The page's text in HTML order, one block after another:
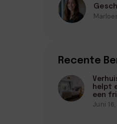
Recente
helpt
een
Juni